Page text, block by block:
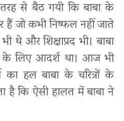
से बैठ गयी कि बाबा के
हैं जो कभी निष्फल नहीं जाते
थे और शिक्षाप्रद भी। बाबा
के लिए आदर्श था। आज भी
हल बाबा के चरित्रों के
है कि ऐसी हालत में बाबा ने